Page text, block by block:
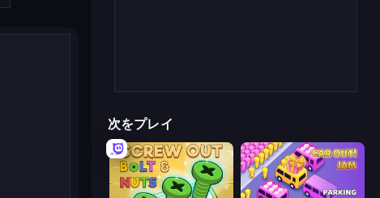
次をプレイ